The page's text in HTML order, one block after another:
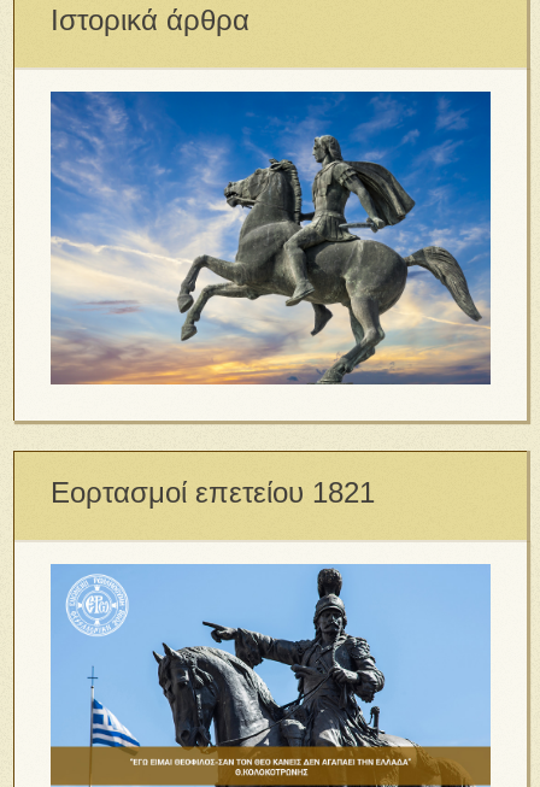
Ιστορικά άρθρα
Εορτασμοί επετείου 1821